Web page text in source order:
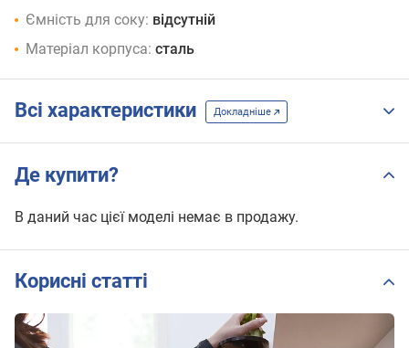
Ємність для соку: відсутній
Матеріал корпуса: сталь
Всі характеристики Докладніше
Де купити?
В даний час цієї моделі немає в продажу.
Корисні статті